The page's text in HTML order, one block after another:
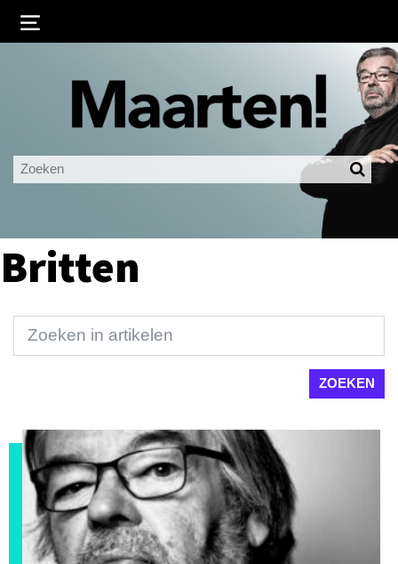
Ingelogd blijven
LOGIN
Britten